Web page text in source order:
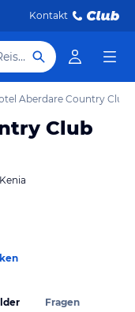
Kontakt
Hotel, Reiseziel
Aberdare Country Club
Club
Fragen